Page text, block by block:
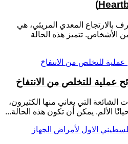
بالارتجاع المعدي المريئي، هي
الأشخاص. تتميز هذه الحالة
عملية للتخلص من الانتفاخ
الشائعة التي يعاني منها الكثيرون،
الألم. يمكن أن تكون هذه الحالة...